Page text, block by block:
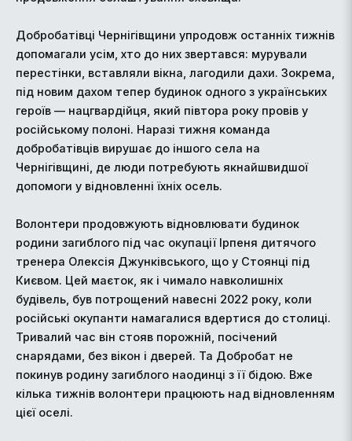
Добробатівці Чернігівщини упродовж останніх тижнів
допомагали усім, хто до них звертався: мурували
перестінки, вставляли вікна, лагодили дахи. Зокрема,
під новим дахом тепер будинок одного з українських
героїв — нацгвардійця, який півтора року провів у
російському полоні. Наразі тижня команда
добробатівців вирушає до іншого села на
Чернігівщині, де люди потребують якнайшвидшої
допомоги у відновленні їхніх осель.
Волонтери продовжують відновлювати будинок
родини загиблого під час окупації Ірпеня дитячого
тренера Олексія Джунківського, що у Стоянці під
Києвом. Цей маєток, як і чимало навколишніх
будівель, був потрощений навесні 2022 року, коли
російські окупанти намагалися вдертися до столиці.
Тривалий час він стояв порожній, посічений
снарядами, без вікон і дверей. Та Добробат не
покинув родину загиблого наодинці з її бідою. Вже
кілька тижнів волонтери працюють над відновленням
цієї оселі.